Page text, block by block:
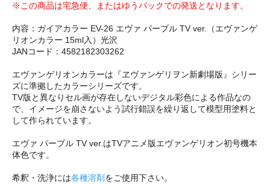
※この商品は宅急便、またはゆうパックでの発送となります。
内容：ガイアカラー EV-26 エヴァ パープル TV ver.（エヴァンゲ
リオンカラー 15ml入）光沢
JANコード：4582182303262
エヴァンゲリオンカラーは『ヱヴァンゲリヲン新劇場版』シリー
ズに準拠したカラーシリーズです。
TV版と異なりセル画が存在しないデジタル彩色による作品なの
で、イメージを崩さないよう試行錯誤を繰り返して模型用塗料と
して作られています。
エヴァ パープル TV ver.はTVアニメ版エヴァンゲリオン初号機本
体色です。
希釈・洗浄には各種溶剤 をご使用下さい。